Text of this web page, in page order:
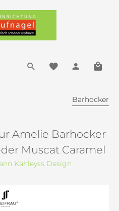
Barhocker
Amelie Barhocker
Muscat Caramel
Kahleyss Design